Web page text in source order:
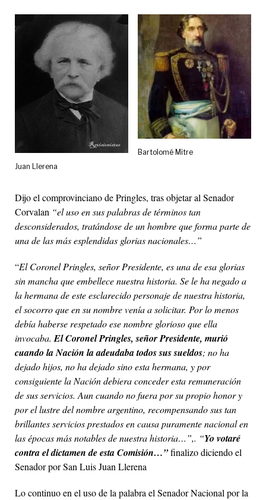
Juan Llerena
Bartolomé Mitre
Dijo el comprovinciano de Pringles, tras objetar al Senador
Corvalan “el uso en sus palabras de términos tan
desconsiderados, tratándose de un hombre que forma parte de
una de las más esplendidas glorias nacionales…”
“El Coronel Pringles, señor Presidente, es una de esa glorias
sin mancha que embellece nuestra historia. Se le ha negado a
la hermana de este esclarecido personaje de nuestra historia,
el socorro que en su nombre venía a solicitar. Por lo menos
debía haberse respetado ese nombre glorioso que ella
invocaba.El Coronel Pringles, señor Presidente, murió
cuando la Nación la adeudaba todos sus sueldos; no ha
dejado hijos, no ha dejado sino esta hermana, y por
consiguiente la Nación debiera conceder esta remuneración
de sus servicios. Aun cuando no fuera por su propio honor y
por el lustre del nombre argentino, recompensando sus tan
brillantes servicios prestados en causa puramente nacional en
las épocas más notables de nuestra historia…”,. “Yo votaré
contra el dictamen de esta Comisión…”finalizo diciendo el
Senador por San Luis Juan Llerena
Lo continuo en el uso de la palabra el Senador Nacional por la